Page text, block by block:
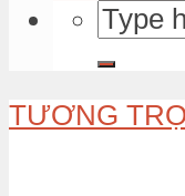
TƯƠNG